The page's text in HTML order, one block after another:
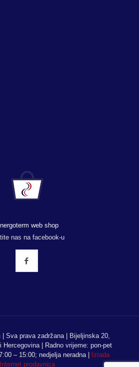
web shop
nas na facebook-u
Sva prava zadržana | Bijeljinska 20,
Hercegovina | Radno vrijeme: pon-pet
– 15:00; nedjelja neradna |
Izrada
Internet prodavnica